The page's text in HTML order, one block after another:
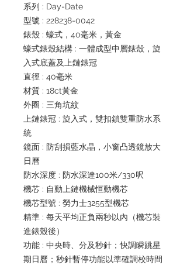
系列 : Day-Date
型號 : 228238-0042
錶殼 : 蠔式，40毫米，黃金
蠔式錶殼結構 : 一體成型中層錶殼，旋
入式底蓋及上鏈錶冠
直徑 : 40毫米
材質 : 18ct黃金
外圈 : 三角坑紋
上鏈錶冠 : 旋入式，雙扣鎖雙重防水系
統
鏡面 : 防刮損藍水晶，小窗凸透鏡放大
日曆
防水深度 : 防水深達100米/330呎
機芯 : 自動上鏈機械恒動機芯
機芯型號 : 勞力士3255型機芯
精準 : 每天平均正負兩秒以內（機芯裝
進錶殼後）
功能 : 中央時、分及秒針；快調瞬跳星
期日曆；秒針暫停功能以準確調校時間